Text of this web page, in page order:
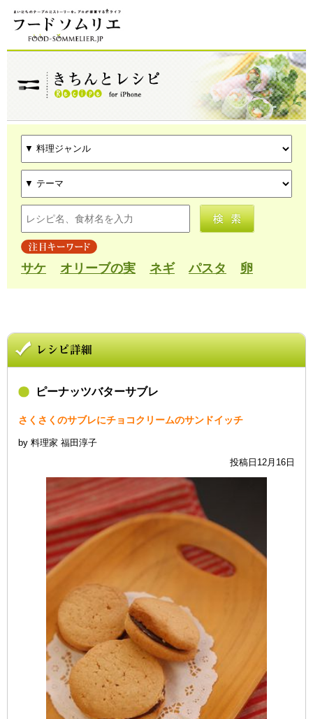
サケ オリーブの実 ネギ パスタ 卵
ピーナッツバターサブレ
さくさくのサブレにチョコクリームのサンドイッチ
by 料理家 福田淳子
投稿日12月16日